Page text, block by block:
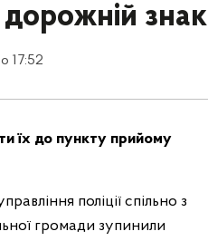
знак
17:52
їх до пункту прийому
поліції спільно з
громади зупинили